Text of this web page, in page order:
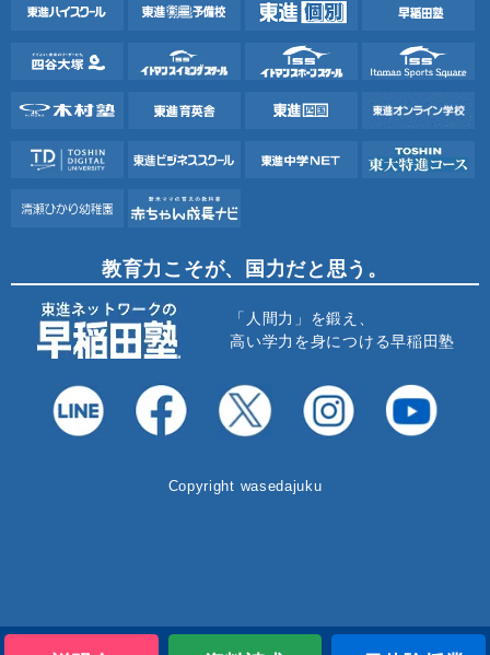
教育力こそが、国力だと思う。
「人間力」を鍛え、
高い学力を身につける早稲田塾
Copyright wasedajuku